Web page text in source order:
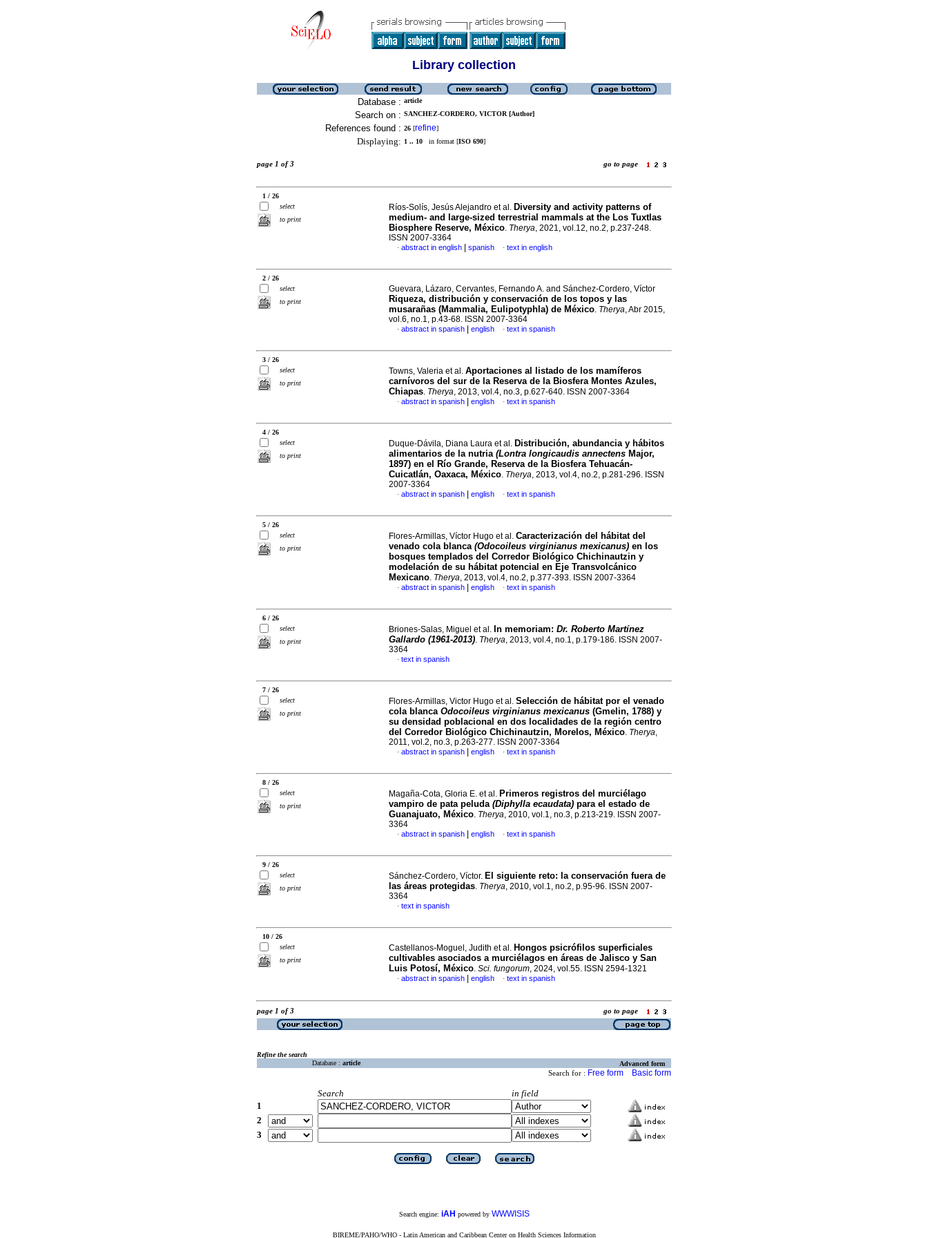
Library collection
Database : article
Search on : SANCHEZ-CORDERO, VICTOR [Author]
References found : 26 [refine]
Displaying: 1 .. 10 in format [ISO 690]
page 1 of 3 go to page
1 / 26
select
to print
Ríos-Solís, Jesús Alejandro et al. Diversity and activity patterns of
medium- and large-sized terrestrial mammals at the Los Tuxtlas
Biosphere Reserve, México. Therya, 2021, vol.12, no.2, p.237-248.
ISSN 2007-3364
· abstract in english spanish · text in english
2 / 26
select
to print
Guevara, Lázaro, Cervantes, Fernando A. and Sánchez-Cordero, Víctor
Riqueza, distribución y conservación de los topos y las
musarañas (Mammalia, Eulipotyphla) de México. Therya, Abr 2015,
vol.6, no.1, p.43-68. ISSN 2007-3364
· abstract in spanish english · text in spanish
3 / 26
select
to print
Towns, Valeria et al. Aportaciones al listado de los mamíferos
carnívoros del sur de la Reserva de la Biosfera Montes Azules,
Chiapas. Therya, 2013, vol.4, no.3, p.627-640. ISSN 2007-3364
· abstract in spanish english · text in spanish
4 / 26
select
to print
Duque-Dávila, Diana Laura et al. Distribución, abundancia y hábitos
alimentarios de la nutria (Lontra longicaudis annectens Major,
1897) en el Río Grande, Reserva de la Biosfera Tehuacán-
Cuicatlán, Oaxaca, México. Therya, 2013, vol.4, no.2, p.281-296. ISSN
2007-3364
· abstract in spanish english · text in spanish
5 / 26
select
to print
Flores-Armillas, Víctor Hugo et al. Caracterización del hábitat del
venado cola blanca (Odocoileus virginianus mexicanus) en los
bosques templados del Corredor Biológico Chichinautzin y
modelación de su hábitat potencial en Eje Transvolcánico
Mexicano. Therya, 2013, vol.4, no.2, p.377-393. ISSN 2007-3364
· abstract in spanish english · text in spanish
6 / 26
select
to print
Briones-Salas, Miguel et al. In memoriam: Dr. Roberto Martínez
Gallardo (1961-2013). Therya, 2013, vol.4, no.1, p.179-186. ISSN 2007-
3364
· text in spanish
7 / 26
select
to print
Flores-Armillas, Victor Hugo et al. Selección de hábitat por el venado
cola blanca Odocoileus virginianus mexicanus (Gmelin, 1788) y
su densidad poblacional en dos localidades de la región centro
del Corredor Biológico Chichinautzin, Morelos, México. Therya,
2011, vol.2, no.3, p.263-277. ISSN 2007-3364
· abstract in spanish english · text in spanish
8 / 26
select
to print
Magaña-Cota, Gloria E. et al. Primeros registros del murciélago
vampiro de pata peluda (Diphylla ecaudata) para el estado de
Guanajuato, México. Therya, 2010, vol.1, no.3, p.213-219. ISSN 2007-
3364
· abstract in spanish english · text in spanish
9 / 26
select
to print
Sánchez-Cordero, Víctor. El siguiente reto: la conservación fuera de
las áreas protegidas. Therya, 2010, vol.1, no.2, p.95-96. ISSN 2007-
3364
· text in spanish
10 / 26
select
to print
Castellanos-Moguel, Judith et al. Hongos psicrófilos superficiales
cultivables asociados a murciélagos en áreas de Jalisco y San
Luis Potosí, México. Sci. fungorum, 2024, vol.55. ISSN 2594-1321
· abstract in spanish english · text in spanish
page 1 of 3 go to page
Refine the search
Database : article Advanced form
Search for : Free form Basic form
Search
in field
1
2
3
Search engine: iAH powered by WWWISIS
BIREME/PAHO/WHO - Latin American and Caribbean Center on Health Sciences Information